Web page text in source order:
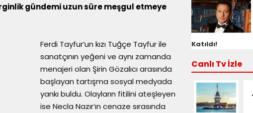
gündemi uzun süre meşgul etmeye
Ferdi Tayfur’un kızı Tuğçe Tayfur ile
sanatçının yeğeni ve aynı zamanda
menajeri olan Şirin Gözalıcı arasında
başlayan tartışma sosyal medyada
yankı buldu. Olayların fitilini ateşleyen
ise Necla Nazır’ın cenaze sırasında
Katıldı!
Canlı Tv İzle